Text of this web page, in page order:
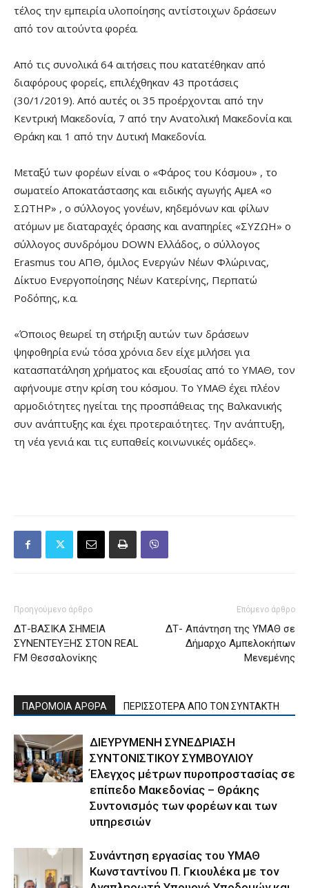
τέλος την εμπειρία υλοποίησης αντίστοιχων δράσεων
από τον αιτούντα φορέα.
Από τις συνολικά 64 αιτήσεις που κατατέθηκαν από
διαφόρους φορείς, επιλέχθηκαν 43 προτάσεις
(30/1/2019). Από αυτές οι 35 προέρχονται από την
Κεντρική Μακεδονία, 7 από την Ανατολική Μακεδονία και
Θράκη και 1 από την Δυτική Μακεδονία.
Μεταξύ των φορέων είναι ο «Φάρος του Κόσμου» , το
σωματείο Αποκατάστασης και ειδικής αγωγής ΑμεΑ «ο
ΣΩΤΗΡ» , ο σύλλογος γονέων, κηδεμόνων και φίλων
ατόμων με διαταραχές όρασης και αναπηρίες «ΣΥΖΩΗ» ο
σύλλογος συνδρόμου DOWN Ελλάδος, ο σύλλογος
Erasmus του ΑΠΘ, όμιλος Ενεργών Νέων Φλώρινας,
Δίκτυο Ενεργοποίησης Νέων Κατερίνης, Περπατώ
Ροδόπης, κ.α.
«Όποιος θεωρεί τη στήριξη αυτών των δράσεων
ψηφοθηρία ενώ τόσα χρόνια δεν είχε μιλήσει για
κατασπατάληση χρήματος και εξουσίας από το ΥΜΑΘ, τον
αφήνουμε στην κρίση του κόσμου. Το ΥΜΑΘ έχει πλέον
αρμοδιότητες ηγείται της προσπάθειας της Βαλκανικής
συν ανάπτυξης και έχει προτεραιότητες. Την ανάπτυξη,
τη νέα γενιά και τις ευπαθείς κοινωνικές ομάδες».
Προηγούμενο άρθρο
ΔΤ-ΒΑΣΙΚΑ ΣΗΜΕΙΑ
ΣΥΝΕΝΤΕΥΞΗΣ ΣΤΟΝ REAL
FM Θεσσαλονίκης
Επόμενο άρθρο
ΔΤ- Απάντηση της ΥΜΑΘ σε
Δήμαρχο Αμπελοκήπων
Μενεμένης
ΠΑΡΟΜΟΙΑ ΑΡΘΡΑ ΠΕΡΙΣΣΟΤΕΡΑ ΑΠΟ ΤΟΝ ΣΥΝΤΑΚΤΗ
ΔΙΕΥΡΥΜΕΝΗ ΣΥΝΕΔΡΙΑΣΗ
ΣΥΝΤΟΝΙΣΤΙΚΟΥ ΣΥΜΒΟΥΛΙΟΥ
Έλεγχος μέτρων πυροπροστασίας σε
επίπεδο Μακεδονίας – Θράκης
Συντονισμός των φορέων και των
υπηρεσιών
Συνάντηση εργασίας του ΥΜΑΘ
Κωνσταντίνου Π. Γκιουλέκα με τον